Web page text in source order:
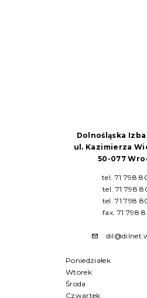
Dolnośląska
ul. Kazimierza
50-077
tel. 71 798
tel. 71 798
tel. 71 798
fax. 71 798
Poniedziałek
Wtorek
Środa
Czwartek